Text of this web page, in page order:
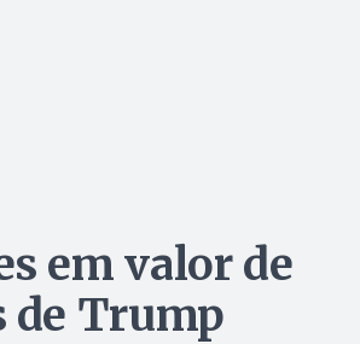
em valor de
de Trump